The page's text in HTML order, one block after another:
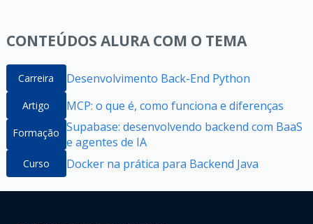
CONTEÚDOS ALURA COM O TEMA
Carreira Desenvolvimento Back-End Python
Artigo MCP: o que é, como funciona e diferenças
Formação Supabase: desenvolvendo backend com BaaS
e agentes de IA
Curso Docker na prática para Backend Java